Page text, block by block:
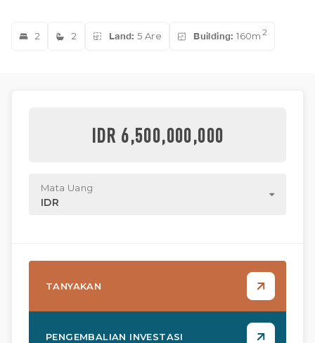
2 2 Land: 5 Are Building: 160m 2
IDR 6,500,000,000
Mata Uang
IDR
TANYAKAN
PENGEMBALIAN INVESTASI